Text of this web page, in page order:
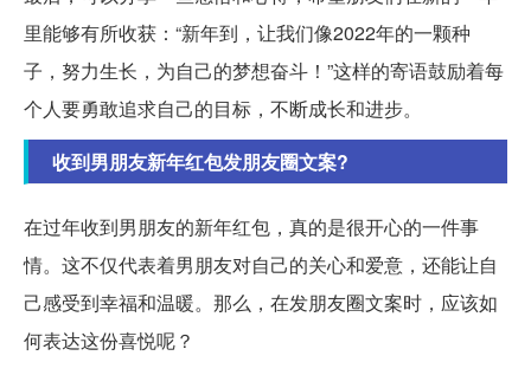
里能够有所收获：“新年到，让我们像2022年的一颗种
子，努力生长，为自己的梦想奋斗！”这样的寄语鼓励着每
个人要勇敢追求自己的目标，不断成长和进步。
收到男朋友新年红包发朋友圈文案?
在过年收到男朋友的新年红包，真的是很开心的一件事
情。这不仅代表着男朋友对自己的关心和爱意，还能让自
己感受到幸福和温暖。那么，在发朋友圈文案时，应该如
何表达这份喜悦呢？